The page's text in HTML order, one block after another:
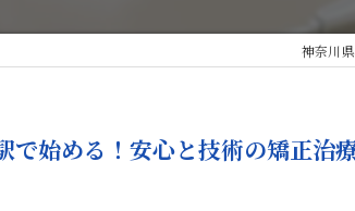
神奈川
で始める！安心と技術の矯正治